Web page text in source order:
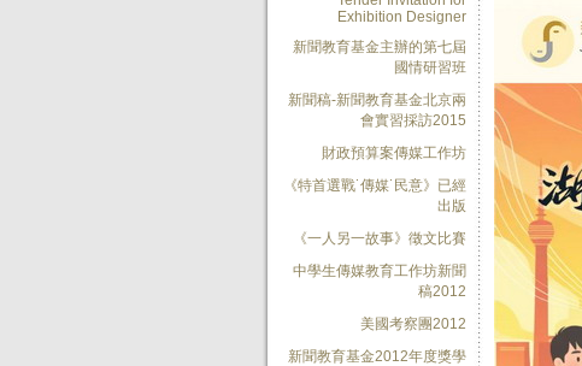
Exhibition Designer
新聞教育基金主辦的第七屆
國情研習班
新聞稿-新聞教育基金北京兩
會實習採訪2015
財政預算案傳媒工作坊
《特首選戰˙傳媒˙民意》已經
出版
《一人另一故事》徵文比賽
中學生傳媒教育工作坊新聞
稿2012
美國考察團2012
新聞教育基金2012年度獎學